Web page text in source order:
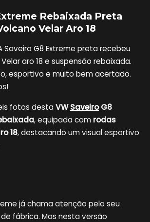
Rebaixada Preta
Velar Aro 18
Saveiro G8 Extreme preta recebeu
aro 18 e suspensão rebaixada.
esportivo e muito bem acertado.
fotos destaVWSaveiroG8
, equipada com rodas
18, destacando um visual esportivo
já chama atenção pelo seu
fábrica. Mas nesta versão